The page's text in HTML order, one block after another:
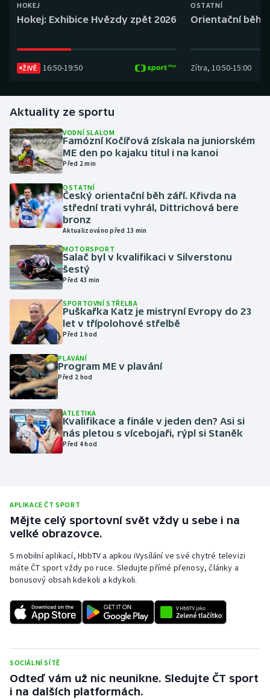
Curling
Florbal
Futsal
Golf
Gymnastika
Házená
Jezdectví
Judo
Krasobruslení
Lezení
Lyže a snowboard
Moderní pětiboj
Motorsport
Olympijské hry
Parasport
Plážový volejbal
Ragby
Rychlobruslení
Short track
Sportovní střelba
Stolní tenis
HOKEJ
Hokej: Exhibice Hvězdy zpět 2026
ŽIVĚ 16:50-19:50
OSTATNÍ
Orientační běh:
Zítra, 10:50-15:00
Aktuality ze sportu
VODNÍ SLALOM
Famózní Kočířová získala na juniorském
ME den po kajaku titul i na kanoi
Před 2 min
OSTATNÍ
Český orientační běh září. Křivda na
střední trati vyhrál, Dittrichová bere
bronz
Aktualizováno před 13 min
MOTORSPORT
Salač byl v kvalifikaci v Silverstonu
šestý
Před 43 min
SPORTOVNÍ STŘELBA
Puškařka Katz je mistryní Evropy do 23
let v třípolohové střelbě
Před 1 hod
PLAVÁNÍ
Program ME v plavání
Před 2 hod
ATLETIKA
Kvalifikace a finále v jeden den? Asi si
nás pletou s vícebojaři, rýpl si Staněk
Před 4 hod
APLIKACE ČT SPORT
Mějte celý sportovní svět vždy u sebe i na
velké obrazovce.
S mobilní aplikací, HbbTV a apkou iVysílání ve své chytré televizi
máte ČT sport vždy po ruce. Sledujte přímé přenosy, články a
bonusový obsah kdekoli a kdykoli.
SOCIÁLNÍ SÍTĚ
Odteď vám už nic neunikne. Sledujte ČT sport
i na dalších platformách.